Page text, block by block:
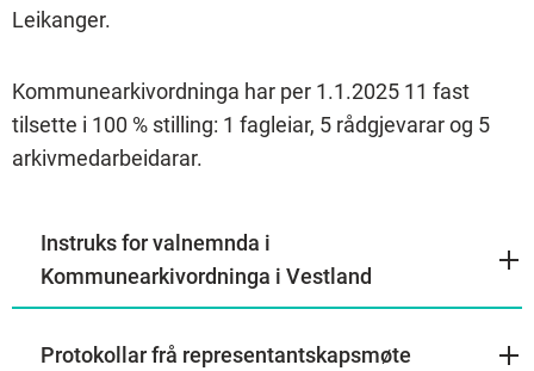
Leikanger.
Kommunearkivordninga har per 1.1.2025 11 fast
tilsette i 100 % stilling: 1 fagleiar, 5 rådgjevarar og 5
arkivmedarbeidarar.
Instruks for valnemnda i
Kommunearkivordninga i Vestland
Protokollar frå representantskapsmøte